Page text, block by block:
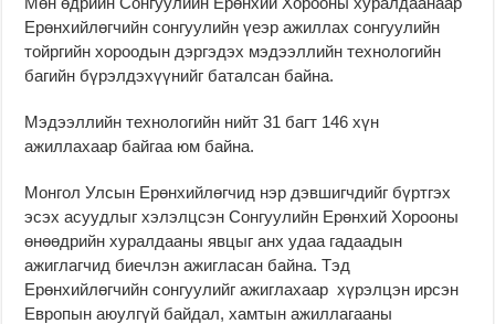
Ерөнхийлөгчийн сонгуулийн үеэр ажиллах сонгуулийн
тойргийн хороодын дэргэдэх мэдээллийн технологийн
багийн бүрэлдэхүүнийг баталсан байна.
Мэдээллийн технологийн нийт 31 багт 146 хүн
ажиллахаар байгаа юм байна.
Монгол Улсын Ерөнхийлөгчид нэр дэвшигчдийг бүртгэх
эсэх асуудлыг хэлэлцсэн Сонгуулийн Ерөнхий Хорооны
өнөөдрийн хуралдааны явцыг анх удаа гадаадын
ажиглагчид биечлэн ажигласан байна. Тэд
Ерөнхийлөгчийн сонгуулийг ажиглахаар хүрэлцэн ирсэн
Европын аюулгүй байдал, хамтын ажиллагааны